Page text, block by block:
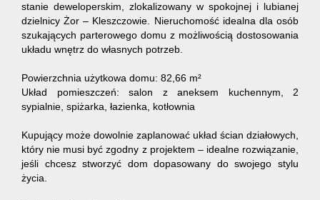
stanie deweloperskim, zlokalizowany w spokojnej i lubianej
dzielnicy Żor – Kleszczowie. Nieruchomość idealna dla osób
szukających parterowego domu z możliwością dostosowania
układu wnętrz do własnych potrzeb.
Powierzchnia użytkowa domu: 82,66 m²
Układ pomieszczeń: salon z aneksem kuchennym, 2
sypialnie, spiżarka, łazienka, kotłownia
Kupujący może dowolnie zaplanować układ ścian działowych,
który nie musi być zgodny z projektem – idealne rozwiązanie,
jeśli chcesz stworzyć dom dopasowany do swojego stylu
życia.